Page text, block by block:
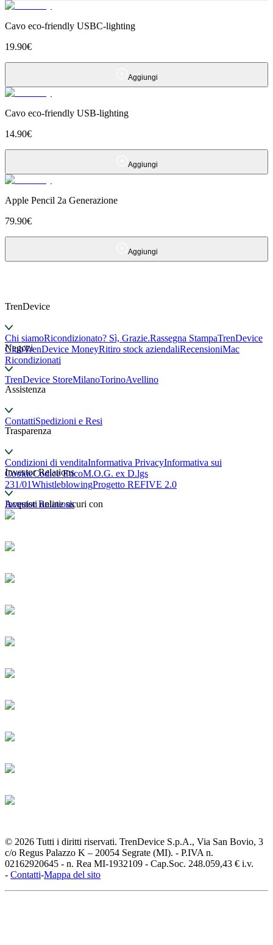
Cavo eco-friendly USBC-lighting
19.90€
Aggiungi
Cavo eco-friendly USB-lighting
14.90€
Aggiungi
Apple Pencil 2a Generazione
79.90€
Aggiungi
TrenDevice
Chi siamoRicondizionato? Sì, Grazie.Rassegna StampaTrenDevice
ClubTrenDevice MoneyRitiro stock aziendaliRecensioniMac
Ricondizionati
Negozi
TrenDevice StoreMilanoTorinoAvellino
Assistenza
ContattiSpedizioni e Resi
Trasparenza
Condizioni di venditaInformativa PrivacyInformativa sui
CookieCodice EticoM.O.G. ex D.lgs
231/01WhistleblowingProgetto REFIVE 2.0
Investor Relations
Investor Relations
Acquisti online sicuri con
© 2026 Tutti i diritti riservati. TrenDevice S.p.A., Via San Bovio, 3
c/o Regus Palazzo K – 20054 Segrate (MI). - P.IVA n.
02162920645 - n. Rea MI-1932109 - Cap.Soc. 248.059,43 € i.v.
- Contatti-Mappa del sito